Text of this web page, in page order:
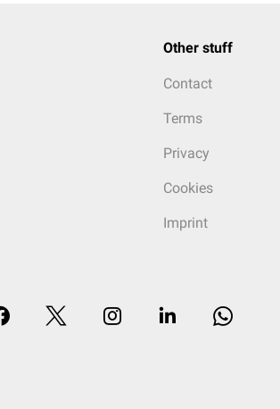
Other stuff
Contact
Terms
Privacy
Cookies
Imprint